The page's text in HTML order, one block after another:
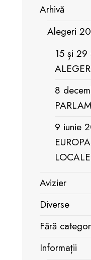
Arhivă
Alegeri
15 și
8
9 iunie
LOCALE
Avizier
Diverse
Fără
Informații